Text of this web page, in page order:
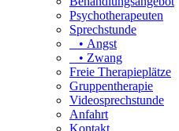
Psychotherapeuten
Sprechstunde
• Angst
• Zwang
Freie Therapieplätze
Gruppentherapie
Videosprechstunde
Anfahrt